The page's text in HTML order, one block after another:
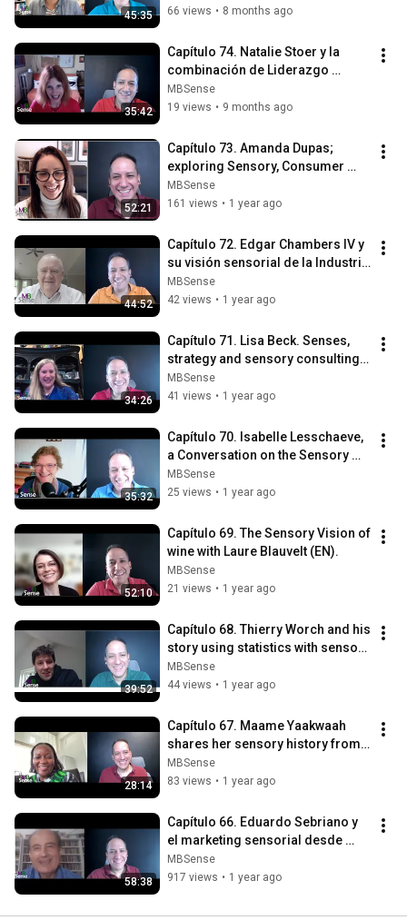
45:35
Pangborn (EN).
66 views • 8 months ago
35:42
Capítulo 74. Natalie Stoer y la
combinación de Liderazgo
Estratégico y Ciencia Sensorial
(EN).
MBSense
19 views • 9 months ago
52:21
Capítulo 73. Amanda Dupas;
exploring Sensory, Consumer
Science, Leadership, and Wine.
(EN)
MBSense
161 views • 1 year ago
44:52
Capítulo 72. Edgar Chambers IV y
su visión sensorial de la Industria
a la Academia (EN).
MBSense
42 views • 1 year ago
34:26
Capítulo 71. Lisa Beck. Senses,
strategy and sensory consulting
(EN).
MBSense
41 views • 1 year ago
35:32
Capítulo 70. Isabelle Lesschaeve,
a Conversation on the Sensory
Perception of Wine (EN).
MBSense
25 views • 1 year ago
52:10
Capítulo 69. The Sensory Vision of
wine with Laure Blauvelt (EN).
MBSense
21 views • 1 year ago
39:52
Capítulo 68. Thierry Worch and his
story using statistics with sensory
evaluation (EN).
MBSense
44 views • 1 year ago
28:14
Capítulo 67. Maame Yaakwaah
shares her sensory history from
Ghana (EN)
MBSense
83 views • 1 year ago
58:38
Capítulo 66. Eduardo Sebriano y
el marketing sensorial desde
Argentina (ES)
MBSense
917 views • 1 year ago